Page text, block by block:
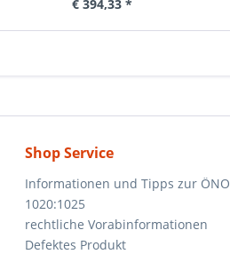
€ 394,33 *
Shop Service
Informationen und Tipps zur
1020:1025
rechtliche Vorabinformationen
Defektes Produkt